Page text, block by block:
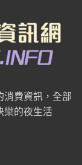
消費資訊，全部
樂的夜生活